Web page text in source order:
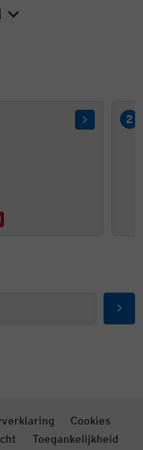
Cookies
Toegankelijkheid